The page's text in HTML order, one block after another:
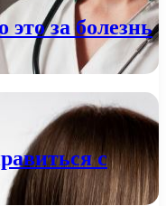
за болезнь
с